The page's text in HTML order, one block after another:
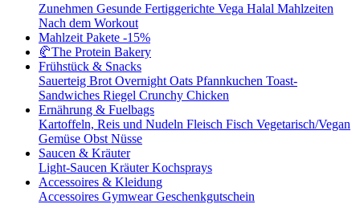
Zunehmen Gesunde Fertiggerichte Vega Halal Mahlzeiten
Nach dem Workout
Mahlzeit Pakete -15%
🥐The Protein Bakery
Frühstück & Snacks
Sauerteig Brot Overnight Oats Pfannkuchen Toast-
Sandwiches Riegel Crunchy Chicken
Ernährung & Fuelbags
Kartoffeln, Reis und Nudeln Fleisch Fisch Vegetarisch/Vegan
Gemüse Obst Nüsse
Saucen & Kräuter
Light-Saucen KräuterKochsprays
Accessoires & Kleidung
Accessoires GymwearGeschenkgutschein